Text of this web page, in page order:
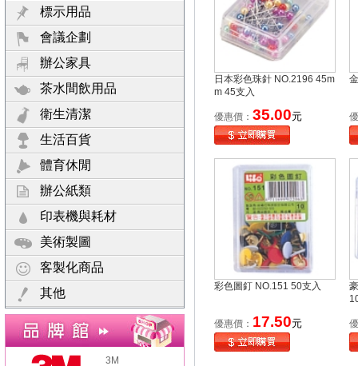
標示用品
會議企劃
辦公家具
茶水間飲用品
衛生清潔
生活百貨
體育休閒
辦公紙類
印表機與耗材
美術製圖
客製化商品
其他
3M
日本彩色珠針 NO.2196 45m
m 45支入
優惠價： 35.00元
彩色圖釘 NO.151 50支入
優惠價： 17.50元